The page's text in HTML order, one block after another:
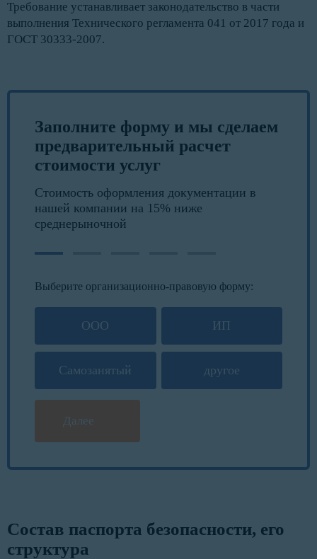
Требование устанавливает законодательство в части
выполнения Технического регламента 041 от 2017 года и
ГОСТ 30333-2007.
Заполните форму и мы сделаем
предварительный расчет
стоимости услуг
Стоимость оформления документации в
нашей компании на 15% ниже
среднерыночной
Выберите организационно-правовую форму:
ООО ИП
Самозанятый другое
Далее
Состав паспорта безопасности, его
структура